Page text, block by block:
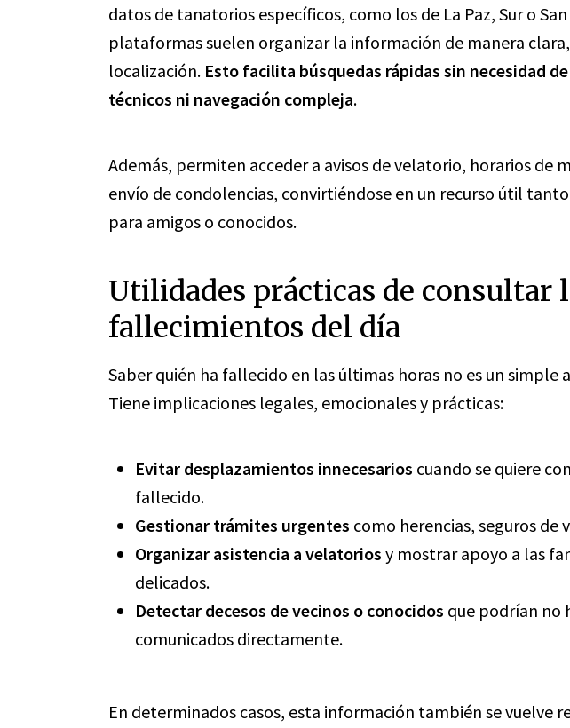
datos de tanatorios específicos, como los de La Paz, Sur o
plataformas suelen organizar la información de manera
localización. Esto facilita búsquedas rápidas sin necesidad
técnicos ni navegación compleja.
Además, permiten acceder a avisos de velatorio, horarios de
envío de condolencias, convirtiéndose en un recurso útil
para amigos o conocidos.
Utilidades prácticas de consultar
fallecimientos del día
Saber quién ha fallecido en las últimas horas no es un simple
Tiene implicaciones legales, emocionales y prácticas:
Evitar desplazamientos innecesarios cuando se quiere
fallecido.
Gestionar trámites urgentes como herencias, seguros de
Organizar asistencia a velatorios y mostrar apoyo a las
delicados.
Detectar decesos de vecinos o conocidos que podrían no
comunicados directamente.
En determinados casos, esta información también se vuelve